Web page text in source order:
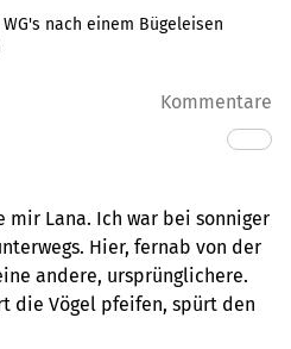
nach einem Bügeleisen
Kommentare
mir Lana. Ich war bei sonniger
Hier, fernab von der
andere, ursprünglichere.
die Vögel pfeifen, spürt den